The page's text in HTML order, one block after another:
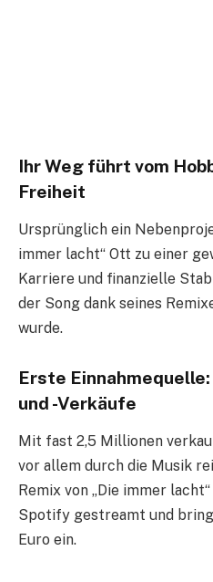
Ihr Weg führt vom
Freiheit
Ursprünglich ein
immer lacht“ Ott zu einer
Karriere und finanzielle
der Song dank seines
wurde.
Erste
und -Verkäufe
Mit fast 2,5 Millionen
vor allem durch die Musik
Remix von „Die immer
Spotify gestreamt und
Euro ein.